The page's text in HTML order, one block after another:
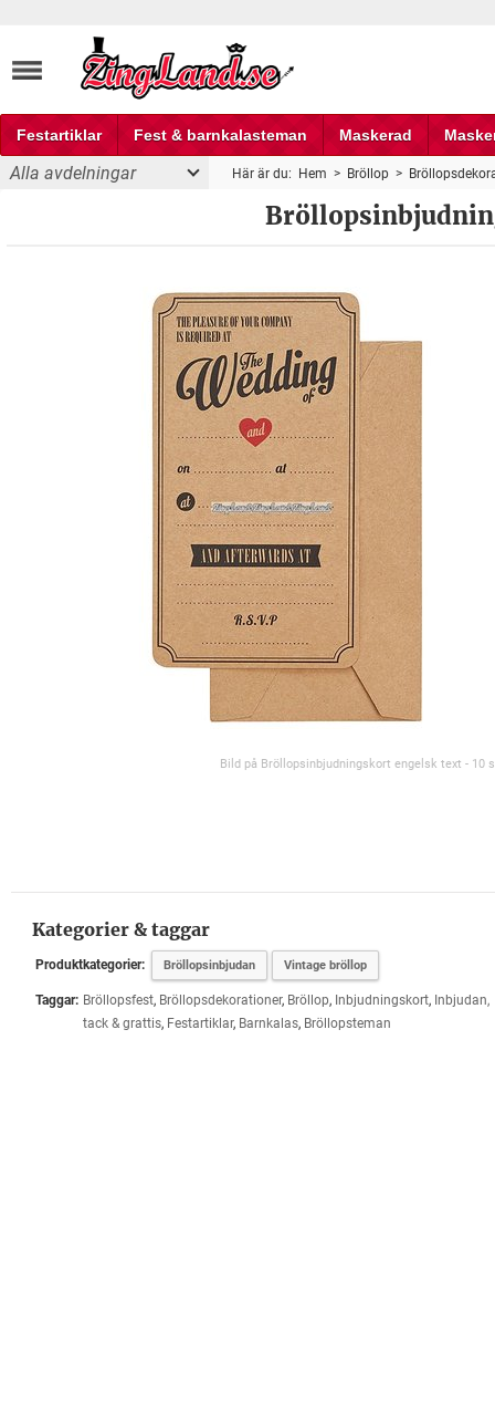
Festartiklar Fest & barnkalasteman Maskerad
Fest och partyprylar
Alla avdelningar Här är du: Hem > Bröllop >
Bild på Bröllopsinbjudningskort engelsk text - 10
Kategorier & taggar
Produktkategorier: Bröllopsinbjudan Vintage bröllop
Taggar: Bröllopsfest, Bröllopsdekorationer, Bröllop, Inbjudningskort, Inbjudan,
tack & grattis, Festartiklar, Barnkalas, Bröllopsteman